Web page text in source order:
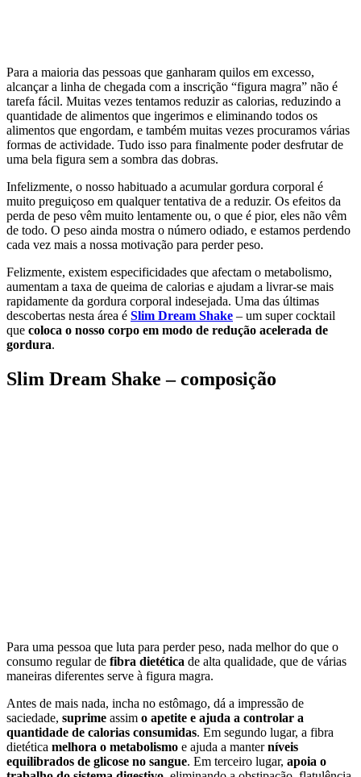
Para a maioria das pessoas que ganharam quilos em excesso,
alcançar a linha de chegada com a inscrição “figura magra” não é
tarefa fácil. Muitas vezes tentamos reduzir as calorias, reduzindo a
quantidade de alimentos que ingerimos e eliminando todos os
alimentos que engordam, e também muitas vezes procuramos várias
formas de actividade. Tudo isso para finalmente poder desfrutar de
uma bela figura sem a sombra das dobras.
Infelizmente, o nosso habituado a acumular gordura corporal é
muito preguiçoso em qualquer tentativa de a reduzir. Os efeitos da
perda de peso vêm muito lentamente ou, o que é pior, eles não vêm
de todo. O peso ainda mostra o número odiado, e estamos perdendo
cada vez mais a nossa motivação para perder peso.
Felizmente, existem especificidades que afectam o metabolismo,
aumentam a taxa de queima de calorias e ajudam a livrar-se mais
rapidamente da gordura corporal indesejada. Uma das últimas
descobertas nesta área é Slim Dream Shake – um super cocktail
que coloca o nosso corpo em modo de redução acelerada de
gordura.
Slim Dream Shake – composição
Para uma pessoa que luta para perder peso, nada melhor do que o
consumo regular de fibra dietética de alta qualidade, que de várias
maneiras diferentes serve à figura magra.
Antes de mais nada, incha no estômago, dá a impressão de
saciedade, suprime assim o apetite e ajuda a controlar a
quantidade de calorias consumidas. Em segundo lugar, a fibra
dietética melhora o metabolismo e ajuda a manterníveis
equilibrados de glicose no sangue. Em terceiro lugar, apoia o